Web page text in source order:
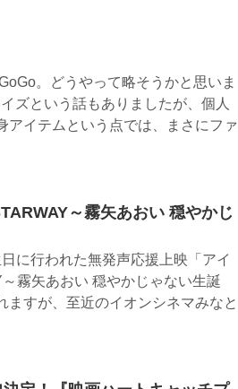
。どうやって略そうかと思いま
ズという話もありましたが、個人
アイテムという点では、まさにファ
～霧矢あおい 穏やかじ
に行われた無発声応援上映「アイ
霧矢あおい 穏やかじゃない生誕
すが、至近のイオンシネマみなと